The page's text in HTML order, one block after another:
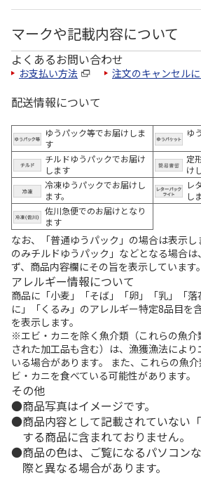
マークや記載内容について
よくあるお問い合わせ
お支払い方法 注文のキャンセル
配送情報について
ゆうパック等でお届けしま
す
ゆ
チルドゆうパックでお届け
します
定
け
冷凍ゆうパックでお届けし
ます。
レ
し
佐川急便でのお届けとなり
ます
なお、「普通ゆうパック」の場合は表示
のみチルドゆうパック」などとなる場合
ず、商品内容欄にその旨を表示しています。
アレルギー情報について
商品に「小麦」「そば」「卵」「乳」「
に」「くるみ」のアレルギー特定8品目を
を表示します。
※エビ・カニを除く魚介類（これらの魚
された加工品も含む）は、漁獲漁法によ
いる場合があります。 また、これらの魚
ビ・カニを食べている可能性があります。
その他
商品写真はイメージです。
商品内容として記載されていない
する商品に含まれておりません。
商品の色は、ご覧になるパソコン
際と異なる場合があります。